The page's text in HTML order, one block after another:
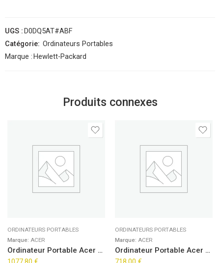
UGS : D0DQ5AT#ABF
Catégorie: Ordinateurs Portables
Marque : Hewlett-Packard
Produits connexes
ORDINATEURS PORTABLES
Marque: ACER
Ordinateur Portable Acer Aspire 16 A16-71M-71J3 (16″)
ORDINATEURS PORTABLES
Marque: ACER
Ordinateur Portable Acer Aspire Go 15 AG15-42P-R1X6 (15,6″)